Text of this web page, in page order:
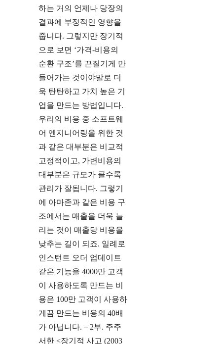
하는 거의 언제나 당장의
결과에 부정적인 영향을
줍니다. 그렇지만 장기적
으로 보면 ‘가격-비용의
순환 구조’를 끈질기게 만
들어가는 것이야말로 더
욱 탄탄하고 가치 높은 기
업을 만드는 방법입니다.
우리의 비용 중 소프트웨
어 엔지니어링을 위한 것
과 같은 대부분은 비교적
고정적이고, 가변비용의
대부분은 규모가 클수록
관리가 잘됩니다. 그렇기
에 아마존과 같은 비용 구
조에서는 매출을 더욱 늘
리는 것이 매출당 비용을
낮추는 길이 되죠. 일례로
인스턴트 오더 업데이트
같은 기능을 4000만 고객
이 사용하도록 만드는 비
용은 100만 고객이 사용하
게끔 만드는 비용의 40배
가 아닙니다. – 2부. 주주
서한 <장기적 사고 (2003